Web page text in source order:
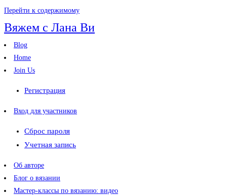
Перейти к содержимому
Вяжем с Лана Ви
Blog
Home
Join Us
Регистрация
Вход для участников
Сброс пароля
Учетная запись
Об авторе
Блог о вязании
Мастер-классы по вязанию: видео